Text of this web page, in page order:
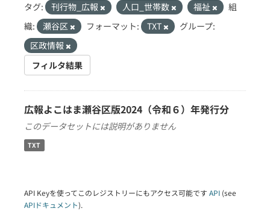
タグ: 刊行物_広報 人口_世帯数 福祉
組
織:
瀬谷区 フォーマット: TXT
グループ:
区政情報
フィルタ結果
広報よこはま瀬谷区版2024（令和６）年発行分
このデータセットには説明がありません
TXT
API Keyを使ってこのレジストリーにもアクセス可能です API (see
APIドキュメント).